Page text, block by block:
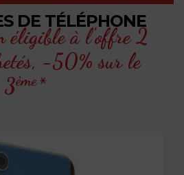
DE TÉLÉPHONE
éligible à l'offre 2
-50% sur le
3ème*